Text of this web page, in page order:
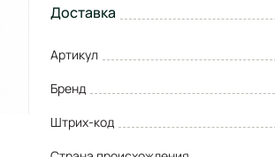
Доставка
Артикул
Бренд
Штрих-код